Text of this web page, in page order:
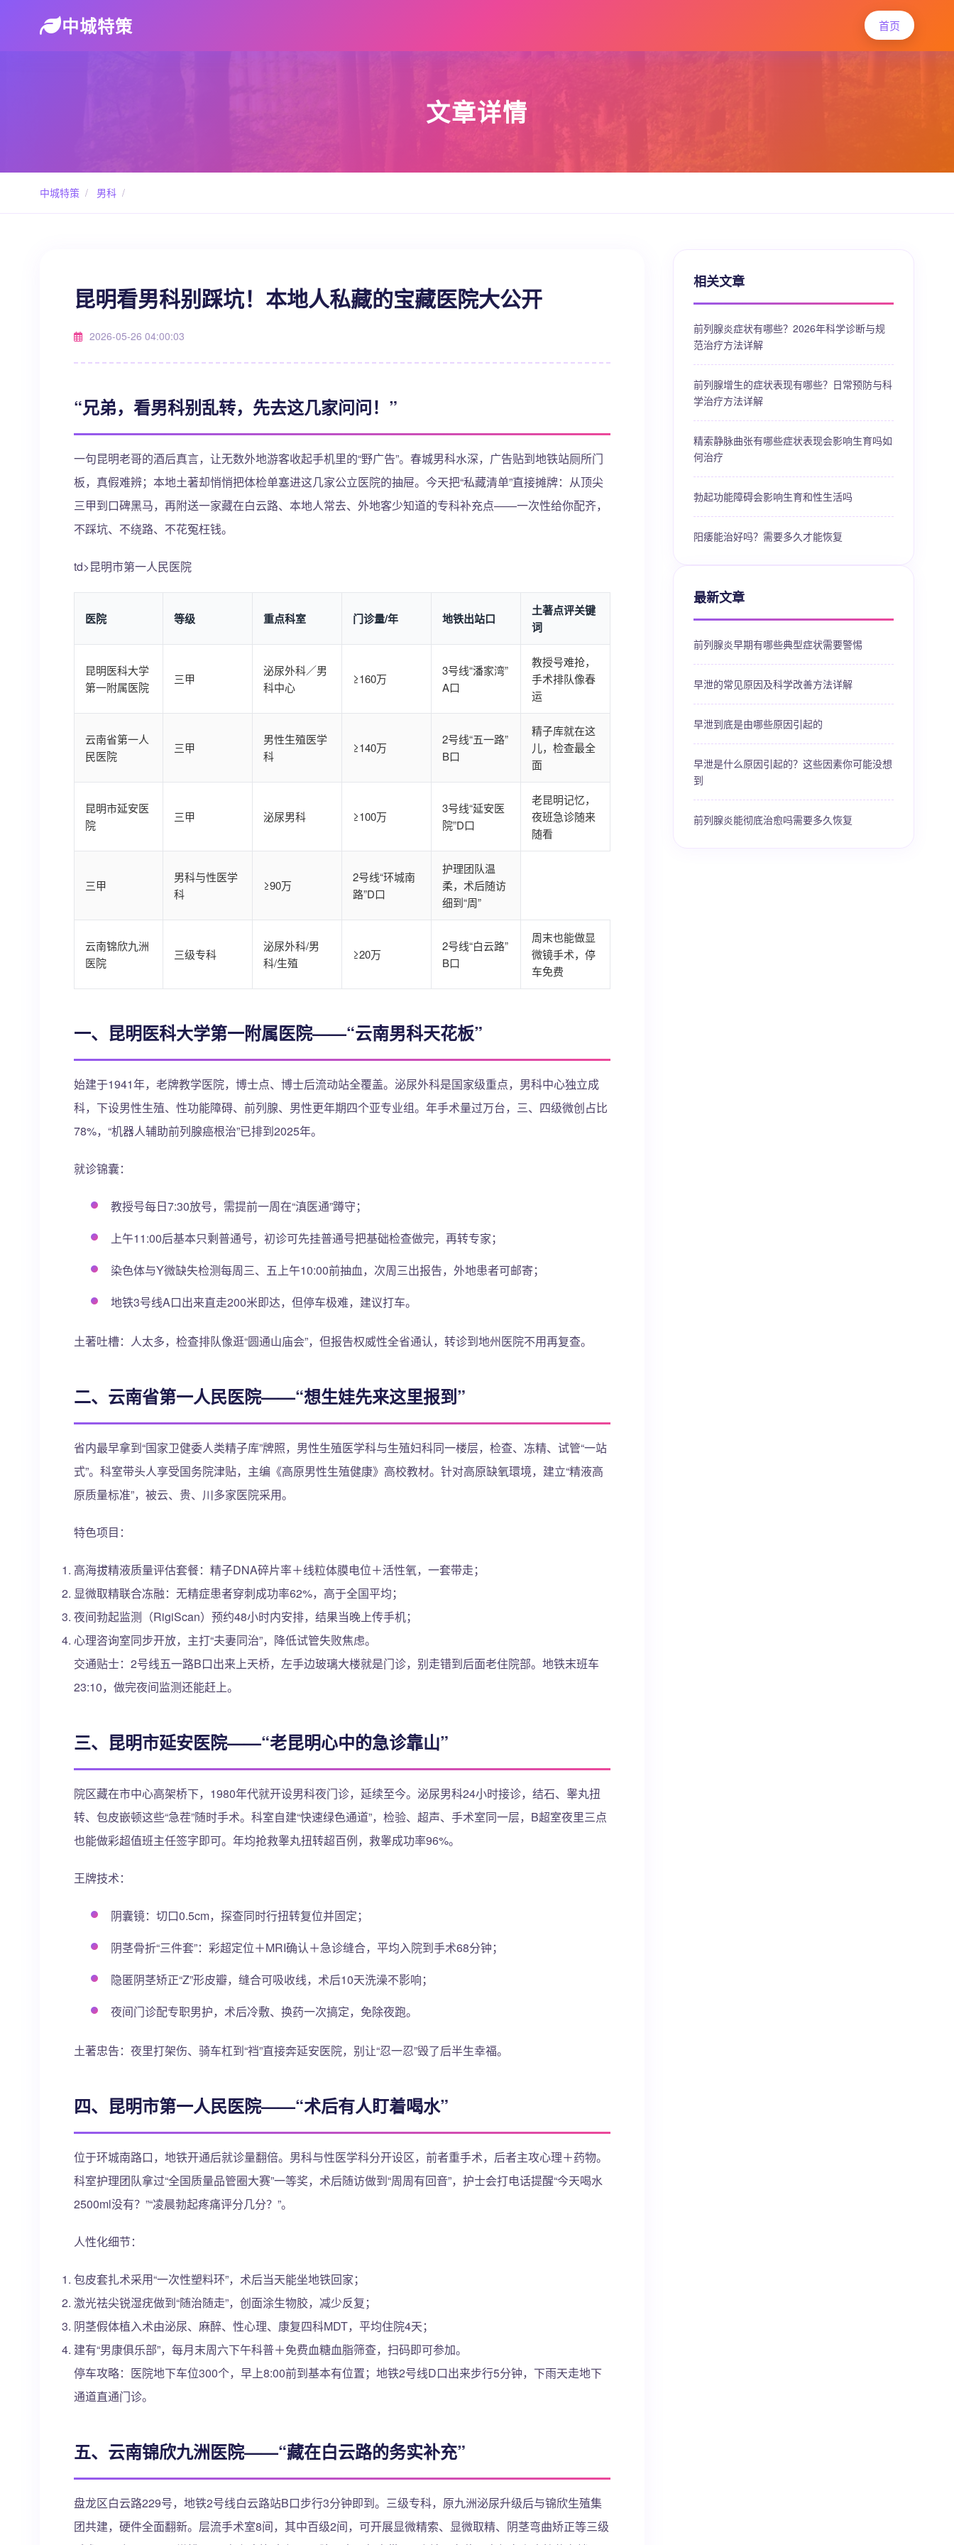
中城特策 首页
文章详情
中城特策 / 男科 /
昆明看男科别踩坑！本地人私藏的宝藏医院大公开
2026-05-26 04:00:03
“兄弟，看男科别乱转，先去这几家问问！”
一句昆明老哥的酒后真言，让无数外地游客收起手机里的“野广告”。春城男科水深，广告贴到地铁站厕所门
板，真假难辨；本地土著却悄悄把体检单塞进这几家公立医院的抽屉。今天把“私藏清单”直接摊牌：从顶尖
三甲到口碑黑马，再附送一家藏在白云路、本地人常去、外地客少知道的专科补充点——一次性给你配齐，
不踩坑、不绕路、不花冤枉钱。
td>昆明市第一人民医院
医院 等级 重点科室 门诊量/年 地铁出站口
土著点评关键
词
昆明医科大学
第一附属医院
三甲
泌尿外科／男
科中心
≥160万
3号线“潘家湾”
A口
教授号难抢，
手术排队像春
运
云南省第一人
民医院
三甲
男性生殖医学
科
≥140万
2号线“五一路”
B口
精子库就在这
儿，检查最全
面
昆明市延安医
院
三甲 泌尿男科 ≥100万
3号线“延安医
院”D口
老昆明记忆，
夜班急诊随来
随看
三甲
男科与性医学
科
≥90万
2号线“环城南
路”D口
护理团队温
柔，术后随访
细到“周”
云南锦欣九洲
医院
三级专科
泌尿外科/男
科/生殖
≥20万
2号线“白云路”
B口
周末也能做显
微镜手术，停
车免费
一、昆明医科大学第一附属医院——“云南男科天花板”
始建于1941年，老牌教学医院，博士点、博士后流动站全覆盖。泌尿外科是国家级重点，男科中心独立成
科，下设男性生殖、性功能障碍、前列腺、男性更年期四个亚专业组。年手术量过万台，三、四级微创占比
78%，“机器人辅助前列腺癌根治”已排到2025年。
就诊锦囊：
教授号每日7:30放号，需提前一周在“滇医通”蹲守；
上午11:00后基本只剩普通号，初诊可先挂普通号把基础检查做完，再转专家；
染色体与Y微缺失检测每周三、五上午10:00前抽血，次周三出报告，外地患者可邮寄；
地铁3号线A口出来直走200米即达，但停车极难，建议打车。
土著吐槽：人太多，检查排队像逛“圆通山庙会”，但报告权威性全省通认，转诊到地州医院不用再复查。
二、云南省第一人民医院——“想生娃先来这里报到”
省内最早拿到“国家卫健委人类精子库”牌照，男性生殖医学科与生殖妇科同一楼层，检查、冻精、试管“一站
式”。科室带头人享受国务院津贴，主编《高原男性生殖健康》高校教材。针对高原缺氧環境，建立“精液高
原质量标准”，被云、贵、川多家医院采用。
特色项目：
高海拔精液质量评估套餐：精子DNA碎片率＋线粒体膜电位＋活性氧，一套带走；
显微取精联合冻融：无精症患者穿刺成功率62%，高于全国平均；
夜间勃起监测（RigiScan）预约48小时内安排，结果当晚上传手机；
心理咨询室同步开放，主打“夫妻同治”，降低试管失败焦虑。
交通贴士：2号线五一路B口出来上天桥，左手边玻璃大楼就是门诊，别走错到后面老住院部。地铁末班车
23:10，做完夜间监测还能赶上。
三、昆明市延安医院——“老昆明心中的急诊靠山”
院区藏在市中心高架桥下，1980年代就开设男科夜门诊，延续至今。泌尿男科24小时接诊，结石、睾丸扭
转、包皮嵌顿这些“急茬”随时手术。科室自建“快速绿色通道”，检验、超声、手术室同一层，B超室夜里三点
也能做彩超值班主任签字即可。年均抢救睾丸扭转超百例，救睾成功率96%。
王牌技术：
阴囊镜：切口0.5cm，探查同时行扭转复位并固定；
阴茎骨折“三件套”：彩超定位＋MRI确认＋急诊缝合，平均入院到手术68分钟；
隐匿阴茎矫正“Z”形皮瓣，缝合可吸收线，术后10天洗澡不影响；
夜间门诊配专职男护，术后冷敷、换药一次搞定，免除夜跑。
土著忠告：夜里打架伤、骑车杠到“裆”直接奔延安医院，别让“忍一忍”毁了后半生幸福。
四、昆明市第一人民医院——“术后有人盯着喝水”
位于环城南路口，地铁开通后就诊量翻倍。男科与性医学科分开设区，前者重手术，后者主攻心理＋药物。
科室护理团队拿过“全国质量品管圈大赛”一等奖，术后随访做到“周周有回音”，护士会打电话提醒“今天喝水
2500ml没有？”“凌晨勃起疼痛评分几分？”。
人性化细节：
包皮套扎术采用“一次性塑料环”，术后当天能坐地铁回家；
激光祛尖锐湿疣做到“随治随走”，创面涂生物胶，减少反复；
阴茎假体植入术由泌尿、麻醉、性心理、康复四科MDT，平均住院4天；
建有“男康俱乐部”，每月末周六下午科普＋免费血糖血脂筛查，扫码即可参加。
停车攻略：医院地下车位300个，早上8:00前到基本有位置；地铁2号线D口出来步行5分钟，下雨天走地下
通道直通门诊。
五、云南锦欣九洲医院——“藏在白云路的务实补充”
盘龙区白云路229号，地铁2号线白云路站B口步行3分钟即到。三级专科，原九洲泌尿升级后与锦欣生殖集
团共建，硬件全面翻新。层流手术室8间，其中百级2间，可开展显微精索、显微取精、阴茎弯曲矫正等三级
相关文章
前列腺炎症状有哪些？2026年科学诊断与规
范治疗方法详解
前列腺增生的症状表现有哪些？日常预防与科
学治疗方法详解
精索静脉曲张有哪些症状表现会影响生育吗如
何治疗
勃起功能障碍会影响生育和性生活吗
阳痿能治好吗？需要多久才能恢复
最新文章
前列腺炎早期有哪些典型症状需要警惕
早泄的常见原因及科学改善方法详解
早泄到底是由哪些原因引起的
早泄是什么原因引起的？这些因素你可能没想
到
前列腺炎能彻底治愈吗需要多久恢复